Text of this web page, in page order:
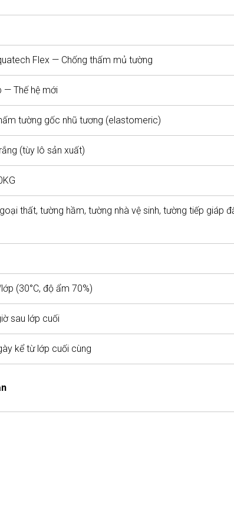
Flex — Chống thấm mủ tường
— Thế hệ mới
tường gốc nhũ tương (elastomeric)
(tùy lô sản xuất)
thất, tường hầm, tường nhà vệ sinh, tường tiếp giáp
(30°C, độ ẩm 70%)
sau lớp cuối
kể từ lớp cuối cùng